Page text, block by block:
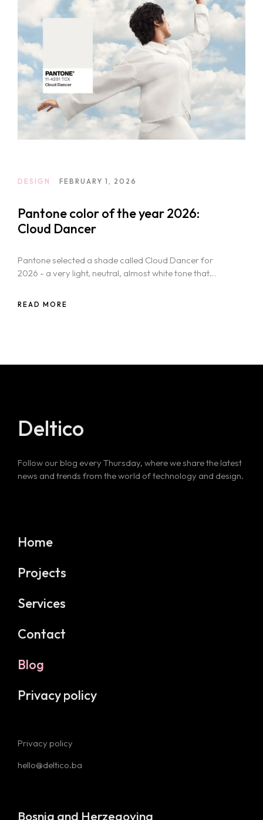
DESIGN FEBRUARY 1, 2026
Pantone color of the year 2026:
Cloud Dancer
Pantone selected a shade called Cloud Dancer for
2026 - a very light, neutral, almost white tone that
READ MORE
Deltico
Follow our blog every Thursday, where we share the latest
news and trends from the world of technology and design.
Home
Projects
Services
Contact
Blog
Privacy policy
Privacy policy
hello@deltico.ba
Bosnia and Herzegovina